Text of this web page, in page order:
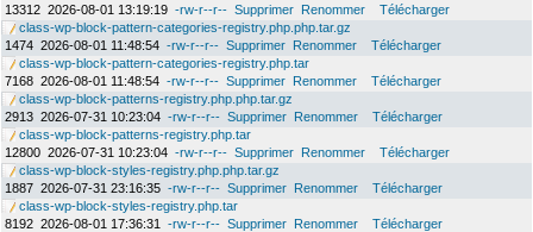
13312 2026-08-01 13:19:19 -rw-r--r-- Supprimer Renommer
Télécharger
class-wp-block-pattern-categories-registry.php.php.tar.gz
1474 2026-08-01 11:48:54 -rw-r--r-- Supprimer Renommer
Télécharger
class-wp-block-pattern-categories-registry.php.tar
7168 2026-08-01 11:48:54 -rw-r--r-- Supprimer Renommer
Télécharger
class-wp-block-patterns-registry.php.php.tar.gz
2913 2026-07-31 10:23:04 -rw-r--r-- Supprimer Renommer
Télécharger
class-wp-block-patterns-registry.php.tar
12800 2026-07-31 10:23:04 -rw-r--r-- Supprimer Renommer
Télécharger
class-wp-block-styles-registry.php.php.tar.gz
1887 2026-07-31 23:16:35 -rw-r--r-- Supprimer Renommer
Télécharger
class-wp-block-styles-registry.php.tar
8192 2026-08-01 17:36:31 -rw-r--r-- Supprimer Renommer
Télécharger